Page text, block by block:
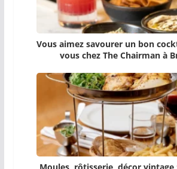
Vous aimez savourer un bon
vous chez The Chairman à